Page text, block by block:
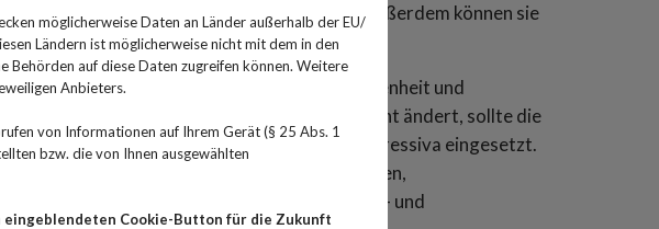
nicht alle Antidepressiva wirken gleich, außerdem können sie
eingesetzt werden.
Erschöpfung, Niedergeschlagenheit und
Patienten dieser Zustand über längere Zeit nicht ändert, sollte die
einer Psychotherapie werden auch Antidepressiva eingesetzt.
sind Zwangs- und Panikstörungen,
Belastungsstörung, Ess-, Schlaf- und
möglicherweise Daten an Länder außerhalb der EU/
Ländern ist möglicherweise nicht mit dem in den
Behörden auf diese Daten zugreifen können. Weitere
Anbieters.
von Informationen auf Ihrem Gerät (§ 25 Abs. 1
bzw. die von Ihnen ausgewählten
Cookie-Button für die Zukunft